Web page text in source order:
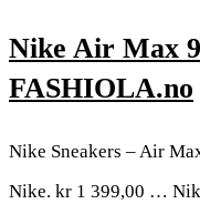
Nike Air Max
FASHIOLA.no
Nike Sneakers – Air
Nike. kr 1 399,00 …